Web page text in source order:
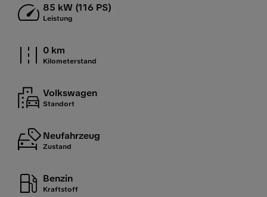
85 kW (116 PS)
Leistung
0 km
Kilometerstand
Volkswagen
Standort
Neufahrzeug
Zustand
Benzin
Kraftstoff